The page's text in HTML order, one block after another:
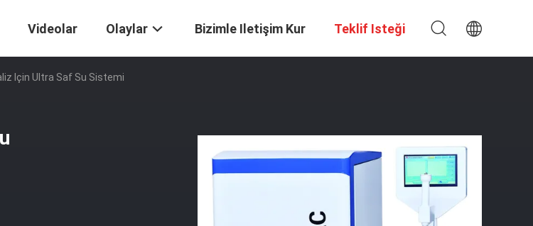
Videolar Olaylar Bizimle Iletişim Kur Teklif Isteği
Için Ultra Saf Su Sistemi